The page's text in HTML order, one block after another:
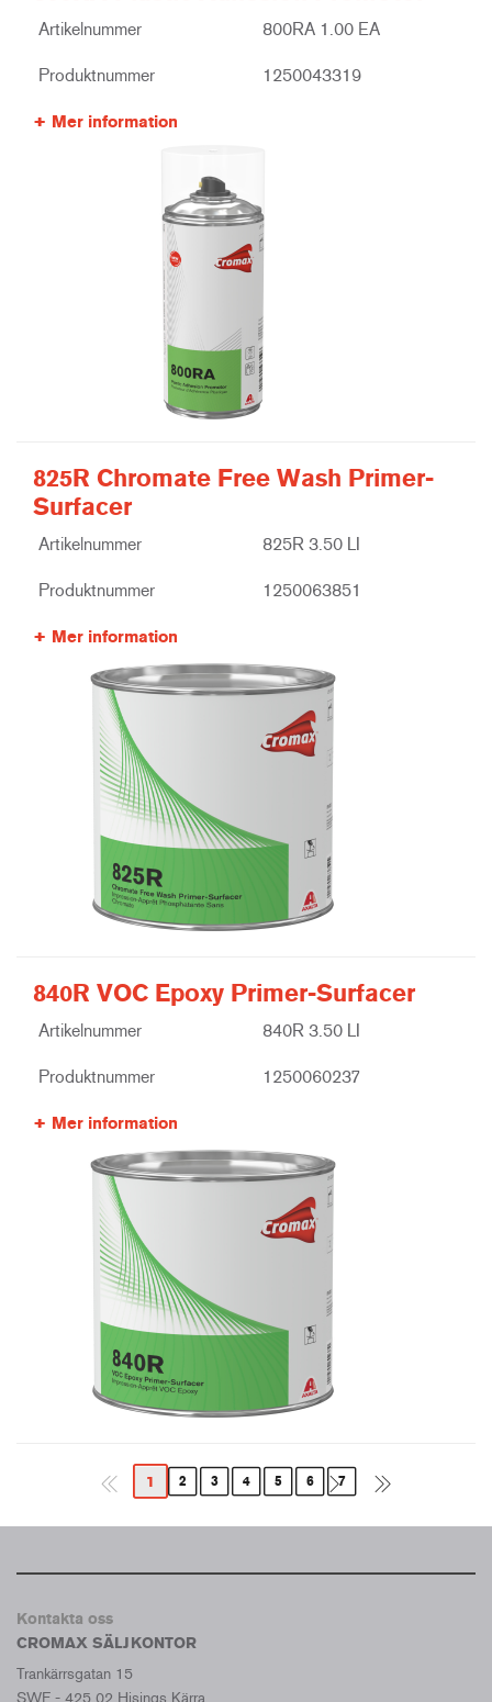
Artikelnummer 800RA 1.00 EA
Produktnummer 1250043319
Mer information
825R Chromate Free Wash Primer-
Surfacer
Artikelnummer 825R 3.50 LI
Produktnummer 1250063851
Mer information
840R VOC Epoxy Primer-Surfacer
Artikelnummer 840R 3.50 LI
Produktnummer 1250060237
Mer information
1 2 3 4 5 6 7
Kontakta oss
CROMAX SÄLJKONTOR
Trankärrsgatan 15
SWE - 425 02 Hisings Kärra